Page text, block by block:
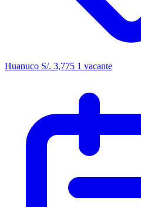
Huanuco S/. 3,775 1 vacante